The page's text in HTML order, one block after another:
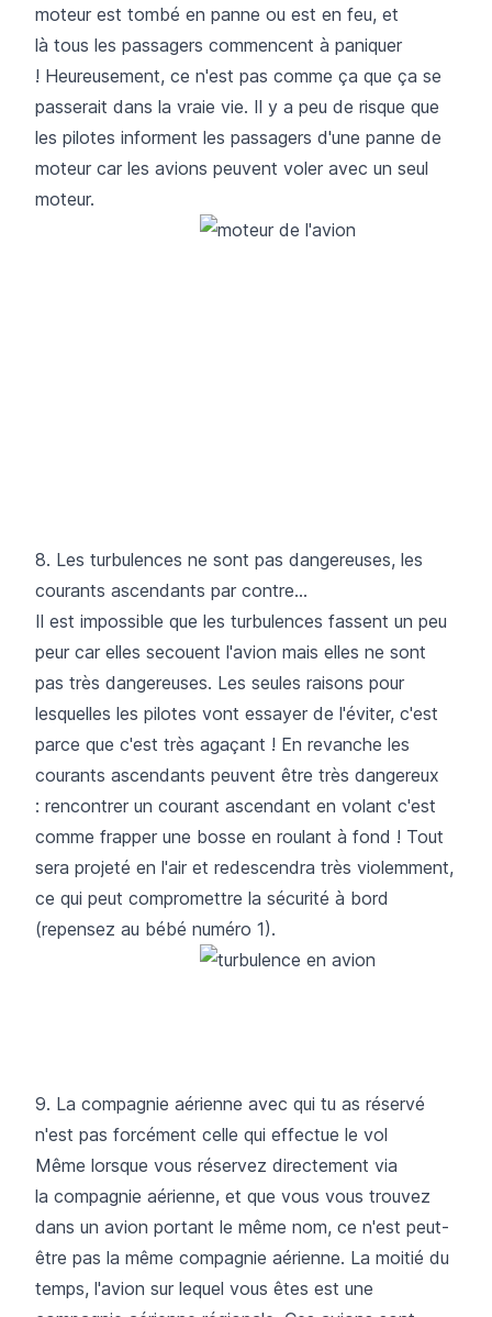
moteur est tombé en panne ou est en feu, et
là tous les passagers commencent à paniquer
! Heureusement, ce n'est pas comme ça que ça se
passerait dans la vraie vie. Il y a peu de risque que
les pilotes informent les passagers d'une panne de
moteur car les avions peuvent voler avec un seul
moteur.
8. Les turbulences ne sont pas dangereuses, les
courants ascendants par contre...
Il est impossible que les turbulences fassent un peu
peur car elles secouent l'avion mais elles ne sont
pas très dangereuses. Les seules raisons pour
lesquelles les pilotes vont essayer de l'éviter, c'est
parce que c'est très agaçant ! En revanche les
courants ascendants peuvent être très dangereux
: rencontrer un courant ascendant en volant c'est
comme frapper une bosse en roulant à fond ! Tout
sera projeté en l'air et redescendra très violemment,
ce qui peut compromettre la sécurité à bord
(repensez au bébé numéro 1).
9. La compagnie aérienne avec qui tu as réservé
n'est pas forcément celle qui effectue le vol
Même lorsque vous réservez directement via
la compagnie aérienne, et que vous vous trouvez
dans un avion portant le même nom, ce n'est peut-
être pas la même compagnie aérienne. La moitié du
temps, l'avion sur lequel vous êtes est une